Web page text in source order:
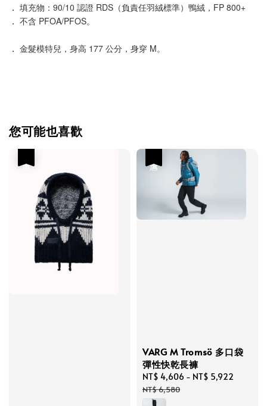
． 填充物：90/10 認證 RDS（負責任羽絨標準）鴨絨，FP 800+
． 不含 PFOA/PFOS。
． 金髮模特兒，身高 177 公分，身穿 M。
您可能也喜歡
VARG M Tromsö 多口袋
彈性快乾長褲
Sale
price
NT$ 4,606 - NT$ 5,922
NT$ 6,580